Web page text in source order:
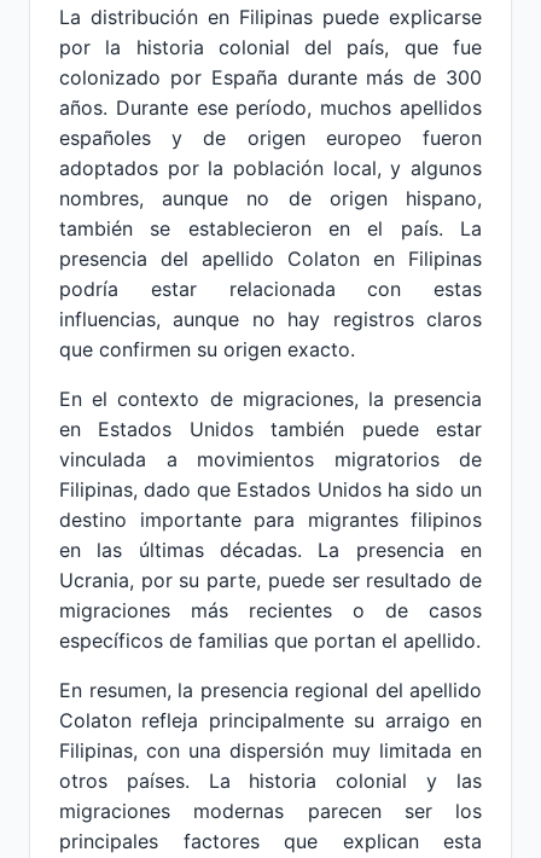
La distribución en Filipinas puede explicarse
por la historia colonial del país, que fue
colonizado por España durante más de 300
años. Durante ese período, muchos apellidos
españoles y de origen europeo fueron
adoptados por la población local, y algunos
nombres, aunque no de origen hispano,
también se establecieron en el país. La
presencia del apellido Colaton en Filipinas
podría estar relacionada con estas
influencias, aunque no hay registros claros
que confirmen su origen exacto.
En el contexto de migraciones, la presencia
en Estados Unidos también puede estar
vinculada a movimientos migratorios de
Filipinas, dado que Estados Unidos ha sido un
destino importante para migrantes filipinos
en las últimas décadas. La presencia en
Ucrania, por su parte, puede ser resultado de
migraciones más recientes o de casos
específicos de familias que portan el apellido.
En resumen, la presencia regional del apellido
Colaton refleja principalmente su arraigo en
Filipinas, con una dispersión muy limitada en
otros países. La historia colonial y las
migraciones modernas parecen ser los
principales factores que explican esta